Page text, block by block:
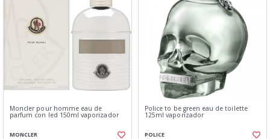
Moncler pour homme eau de
parfum con led 150ml vaporizador
MONCLER
Police to be green eau de toilette
125ml vaporizador
POLICE